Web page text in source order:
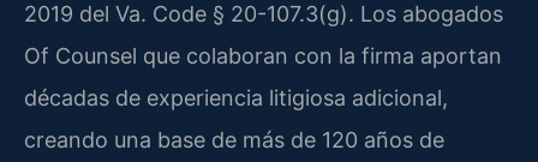
2019 del Va. Code § 20-107.3(g). Los abogados
Of Counsel que colaboran con la firma aportan
décadas de experiencia litigiosa adicional,
creando una base de más de 120 años de